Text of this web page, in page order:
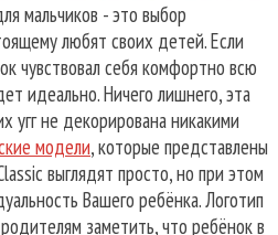
мальчиков - это выбор
любят своих детей. Если
чувствовал себя комфортно всю
идеально. Ничего лишнего, эта
угг не декорирована никакими
модели, которые представлены
выглядят просто, но при этом
Вашего ребёнка. Логотип
заметить, что ребёнок в